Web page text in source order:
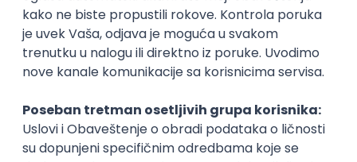
15.09.2026.
BGP QoS Juniper Senior
Istaknuti poslodavci